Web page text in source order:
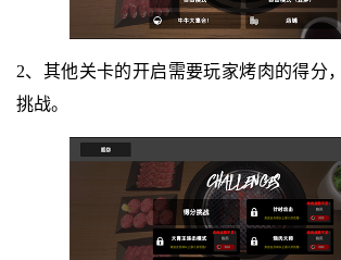
2、其他关卡的开启需要玩家烤肉的得分
挑战。